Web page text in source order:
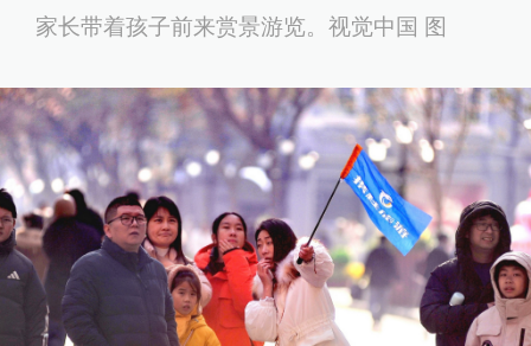
家长带着孩子前来赏景游览。视觉中国 图